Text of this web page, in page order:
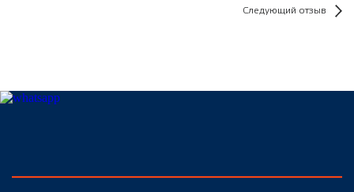
Следующий отзыв